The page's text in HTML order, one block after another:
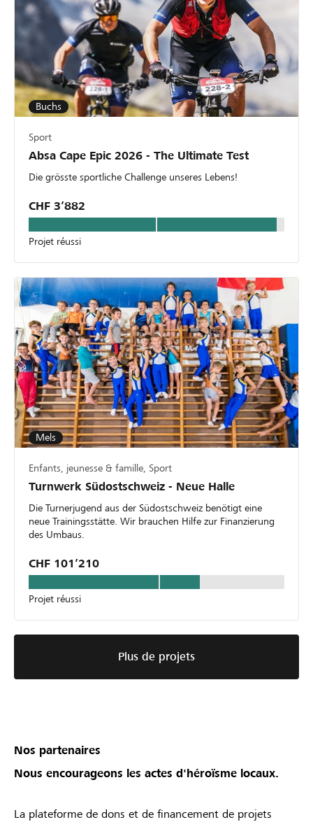
Buchs
Sport
Absa Cape Epic 2026 - The Ultimate Test
Die grösste sportliche Challenge unseres Lebens!
CHF 3’882
Projet réussi
Mels
Enfants, jeunesse & famille, Sport
Turnwerk Südostschweiz - Neue Halle
Die Turnerjugend aus der Südostschweiz benötigt eine
neue Trainingsstätte. Wir brauchen Hilfe zur Finanzierung
des Umbaus.
CHF 101’210
Projet réussi
Plus de projets
Nos partenaires
Nous encourageons les actes d'héroïsme locaux.
La plateforme de dons et de financement de projets